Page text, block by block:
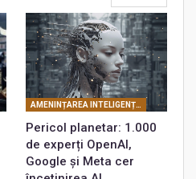
AMENINȚAREA INTELIGENȚEI ARTIFICIALE
Pericol planetar: 1.000
de experți OpenAI,
Google și Meta cer